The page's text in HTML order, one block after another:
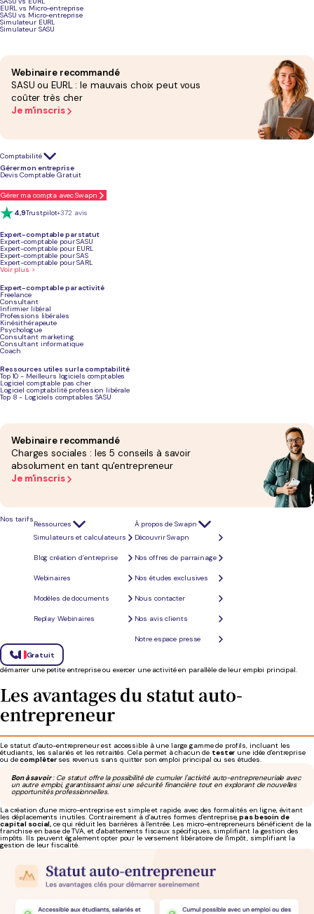
EURL vs Micro-entreprise
SASU vs Micro-entreprise
Simulateur EURL
Simulateur SASU
Webinaire recommandé
SASU ou EURL : le mauvais choix peut vous
coûter très cher
Je m'inscris
Comptabilité
Gérer mon entreprise
Devis Comptable Gratuit
Gérer ma compta avec Swapn
4,9Trustpilot+372 avis
Expert-comptable par statut
Expert-comptable pour SASU
Expert-comptable pour EURL
Expert-comptable pour SAS
Expert-comptable pour SARL
Voir plus >
Expert-comptable par activité
Freelance
Consultant
Infirmier libéral
Professions libérales
Kinésithérapeute
Psychologue
Consultant marketing
Consultant informatique
Coach
Ressources utiles sur la comptabilité
Top 10 - Meilleurs logiciels comptables
Logiciel comptable pas cher
Logiciel comptabilité profession libérale
Top 8 - Logiciels comptables SASU
Webinaire recommandé
Charges sociales : les 5 conseils à savoir
absolument en tant qu'entrepreneur
Je m'inscris
Nos tarifs
Ressources
Simulateurs et calculateurs
Blog création d’entreprise
Webinaires
Modèles de documents
Replay Webinaires
À propos de Swapn
Découvrir Swapn
Nos offres de parrainage
Nos études exclusives
Nous contacter
Nos avis clients
Notre espace presse
Gratuit
Qu'est-ce qu'un auto-entrepreneur ?
Un auto-entrepreneur est un entrepreneur individuel bénéficiant d'un régime simplifié pour la
création et la gestion de son activité professionnelle. Ce statut offre des
significatifs et des démarches simplifiées, notamment pour les personnes souhaitant
démarrer une petite entreprise ou exercer une activité en parallèle de leur emploi principal.
Les avantages du statut auto-
entrepreneur
Le statut d'auto-entrepreneur est accessible à une large gamme de profils, incluant les
étudiants, les salariés et les retraités. Cela permet à chacun de tester une idée d'entreprise
ou decompléter ses revenus sans quitter son emploi principal ou ses études.
Bon à savoir: Ce statut offre la possibilité de cumuler l'activité auto-entrepreneuriale avec
un autre emploi, garantissant ainsi une sécurité financière tout en explorant de nouvelles
opportunités professionnelles.
La création d'une micro-entreprise est simple et rapide, avec des formalités en ligne, évitant
les déplacements inutiles. Contrairement à d'autres formes d'entreprise,pas besoin de
capital social, ce qui réduit les barrières à l'entrée. Les micro-entrepreneurs bénéficient de la
franchise en base de TVA, et d'abattements fiscaux spécifiques, simplifiant la gestion des
impôts. Ils peuvent également opter pour le versement libératoire de l'impôt, simplifiant la
gestion de leur fiscalité.